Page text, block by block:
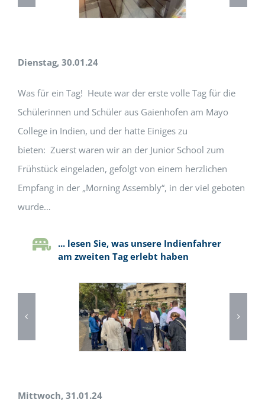
Dienstag, 30.01.24
Was für ein Tag! Heute war der erste volle Tag für die
Schülerinnen und Schüler aus Gaienhofen am Mayo
College in Indien, und der hatte Einiges zu
bieten: Zuerst waren wir an der Junior School zum
Frühstück eingeladen, gefolgt von einem herzlichen
Empfang in der „Morning Assembly“, in der viel geboten
wurde…
... lesen Sie, was unsere Indienfahrer
am zweiten Tag erlebt haben
Mittwoch, 31.01.24